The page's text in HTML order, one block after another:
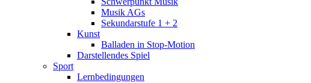
Musik AGs
Sekundarstufe 1 + 2
Kunst
Balladen in Stop-Motion
Darstellendes Spiel
Sport
Lernbedingungen